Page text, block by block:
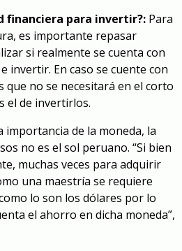
financiera para invertir?: Para
es importante repasar
si realmente se cuenta con
invertir. En caso se cuente con
que no se necesitará en el corto
el de invertirlos.
importancia de la moneda, la
no es el sol peruano. “Si bien
muchas veces para adquirir
una maestría se requiere
lo son los dólares por lo
el ahorro en dicha moneda”,